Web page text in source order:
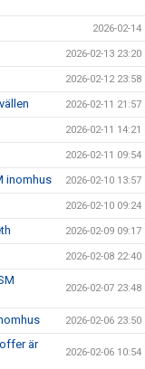
2026-02-14
2026-02-13 23:20
2026-02-12 23:58
2026-02-11 21:57
2026-02-11 14:21
2026-02-11 09:54
inomhus 2026-02-10 13:57
2026-02-10 09:24
2026-02-09 09:17
2026-02-08 22:40
2026-02-07 23:48
2026-02-06 23:50
är
2026-02-06 10:54